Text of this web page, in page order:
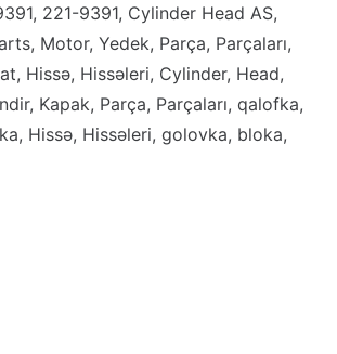
221-9391, Cylinder Head AS,
Motor, Yedek, Parça, Parçaları,
Hissə, Hissəleri, Cylinder, Head,
Kapak, Parça, Parçaları, qalofka,
Hissə, Hissəleri, golovka, bloka,